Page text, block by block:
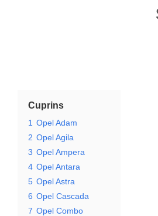
Cuprins
1 Opel Adam
2 Opel Agila
3 Opel Ampera
4 Opel Antara
5 Opel Astra
6 Opel Cascada
7 Opel Combo